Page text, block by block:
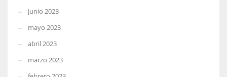
junio 2023
mayo 2023
abril 2023
marzo 2023